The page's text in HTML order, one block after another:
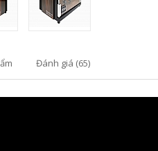
Đánh giá (65)